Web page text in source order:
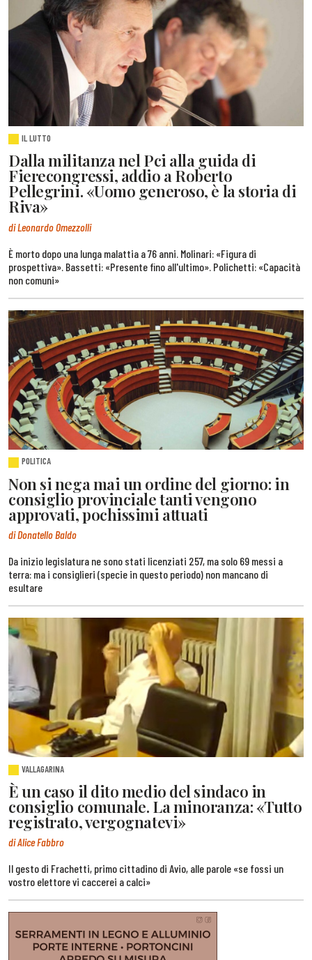
IL LUTTO
Dalla militanza nel Pci alla guida di
Fierecongressi, addio a Roberto
Pellegrini. «Uomo generoso, è la storia di
Riva»
di Leonardo Omezzolli
È morto dopo una lunga malattia a 76 anni. Molinari: «Figura di
prospettiva». Bassetti: «Presente fino all'ultimo». Polichetti: «Capacità
non comuni»
POLITICA
Non si nega mai un ordine del giorno: in
consiglio provinciale tanti vengono
approvati, pochissimi attuati
di Donatello Baldo
Da inizio legislatura ne sono stati licenziati 257, ma solo 69 messi a
terra: ma i consiglieri (specie in questo periodo) non mancano di
esultare
VALLAGARINA
È un caso il dito medio del sindaco in
consiglio comunale. La minoranza: «Tutto
registrato, vergognatevi»
di Alice Fabbro
Il gesto di Frachetti, primo cittadino di Avio, alle parole «se fossi un
vostro elettore vi caccerei a calci»